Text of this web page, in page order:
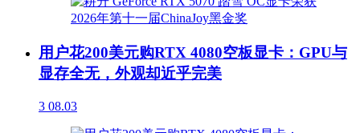
用户花200美元购RTX 4080空板显卡：GPU与
显存全无，外观却近乎完美
3 08.03